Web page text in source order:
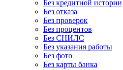
Без кредитной истории
Без отказа
Без проверок
Без процентов
Без СНИЛС
Без указания работы
Без фото
Без карты банка